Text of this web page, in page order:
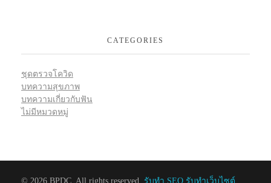
CATEGORIES
ชุดตรวจโควิด
บทความสุขภาพ
บทความเกี่ยวกับฟัน
ไม่มีหมวดหมู่
© 2026 BPDC. All rights reserved. รับทำ SEO รับทำเว็บไซต์